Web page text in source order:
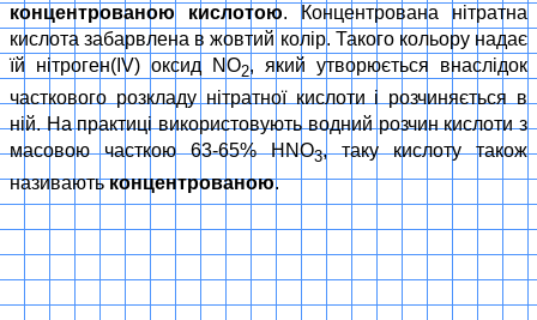
концентрованою кислотою. Концентрована нітратна
кислота забарвлена в жовтий колір. Такого кольору надає
їй нітроген(IV) оксид NO2, який утворюється внаслідок
часткового розкладу нітратної кислоти і розчиняється в
ній. На практиці використовують водний розчин кислоти з
масовою часткою 63-65% НNO3, таку кислоту також
називаютьконцентрованою.